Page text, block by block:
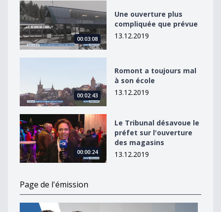
Une ouverture plus compliquée que prévue
00:03:08
Une ouverture plus
compliquée que prévue
13.12.2019
00:02:43
Romont a toujours mal
à son école
13.12.2019
Le Tribunal désavoue le préfet sur l&#039;ouverture
00:00:24
Le Tribunal désavoue le
préfet sur l'ouverture
des magasins
13.12.2019
Page de l'émission